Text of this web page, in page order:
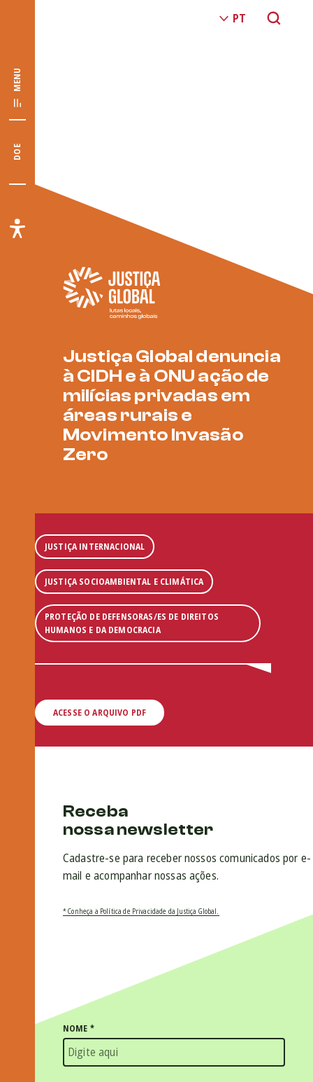
MENU
DOE
Justiça Global denuncia
à CIDH e à ONU ação de
milícias privadas em
áreas rurais e
Movimento Invasão
Zero
JUSTIÇA INTERNACIONAL
JUSTIÇA SOCIOAMBIENTAL E CLIMÁTICA
PROTEÇÃO DE DEFENSORAS/ES DE DIREITOS
HUMANOS E DA DEMOCRACIA
ACESSE O ARQUIVO PDF
Receba
nossa newsletter
Cadastre-se para receber nossos comunicados por e-
mail e acompanhar nossas ações.
* Conheça a Política de Privacidade da Justiça Global.
NOME *